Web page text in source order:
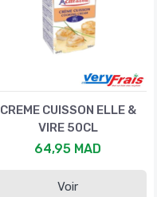
CREME CUISSON ELLE &
VIRE 50CL
64,95 MAD
Voir